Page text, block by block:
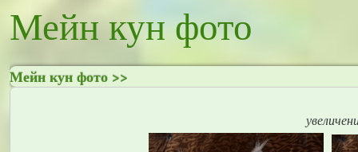
Мейн кун фото
Мейн кун фото >>